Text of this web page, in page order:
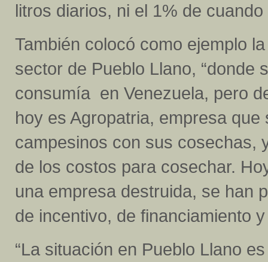
litros diarios, ni el 1% de
También colocó como ejemplo
sector de Pueblo Llano, “donde
consumía en Venezuela, pero
hoy es Agropatria, empresa
campesinos con sus cosechas,
de los costos para cosechar.
una empresa destruida, se han
de incentivo, de financiamiento
“La situación en Pueblo Llano